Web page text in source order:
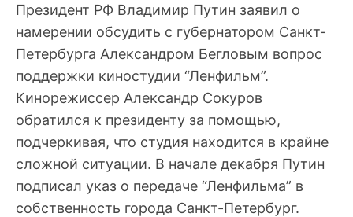
Президент РФ Владимир Путин заявил о
намерении обсудить с губернатором Санкт-
Петербурга Александром Бегловым вопрос
поддержки киностудии “Ленфильм”.
Кинорежиссер Александр Сокуров
обратился к президенту за помощью,
подчеркивая, что студия находится в крайне
сложной ситуации. В начале декабря Путин
подписал указ о передаче “Ленфильма” в
собственность города Санкт-Петербург.